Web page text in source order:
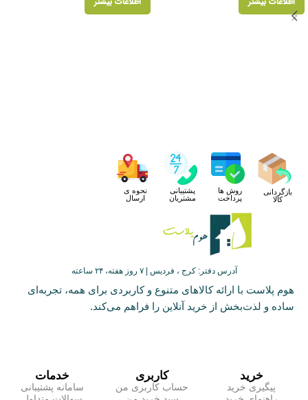
بازگردانی
کالا
روش ها
پرداخت
پشتیبانی
مشتریان
نحوه ی
ارسال
آدرس دفتر: کرج ، فردیس | ۷ روز هفته، ۲۴ ساعته
هوم پلاست با ارائه کالاهای متنوع و کاربردی برای همه، تجربه‌ای
ساده و لذت‌بخش از خرید آنلاین را فراهم می‌کند.
خرید
پیگیری خرید
کاربری
حساب کاربری من
خدمات
سامانه پشتیبانی